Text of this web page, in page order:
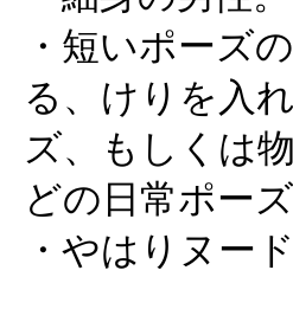
・短いポーズ
る、けりを入
ズ、もしくは
どの日常ポー
・やはりヌー